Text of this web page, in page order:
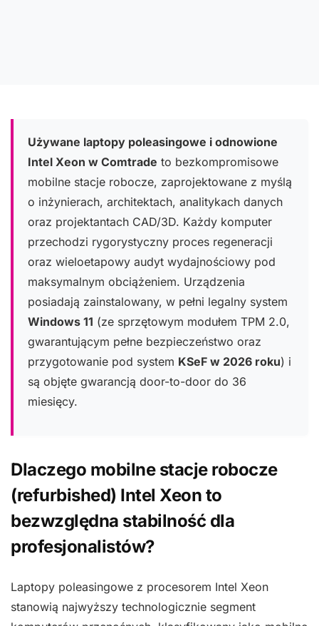
Używane laptopy poleasingowe i odnowione
Intel Xeon w Comtrade to bezkompromisowe
mobilne stacje robocze, zaprojektowane z myślą
o inżynierach, architektach, analitykach danych
oraz projektantach CAD/3D. Każdy komputer
przechodzi rygorystyczny proces regeneracji
oraz wieloetapowy audyt wydajnościowy pod
maksymalnym obciążeniem. Urządzenia
posiadają zainstalowany, w pełni legalny system
Windows 11 (ze sprzętowym modułem TPM 2.0,
gwarantującym pełne bezpieczeństwo oraz
przygotowanie pod system KSeF w 2026 roku) i
są objęte gwarancją door-to-door do 36
miesięcy.
Dlaczego mobilne stacje robocze
(refurbished) Intel Xeon to
bezwzględna stabilność dla
profesjonalistów?
Laptopy poleasingowe z procesorem Intel Xeon
stanowią najwyższy technologicznie segment